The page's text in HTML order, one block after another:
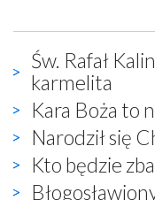
Św. Rafał
karmelita
Kara Boża to
Narodził się
Kto będzie